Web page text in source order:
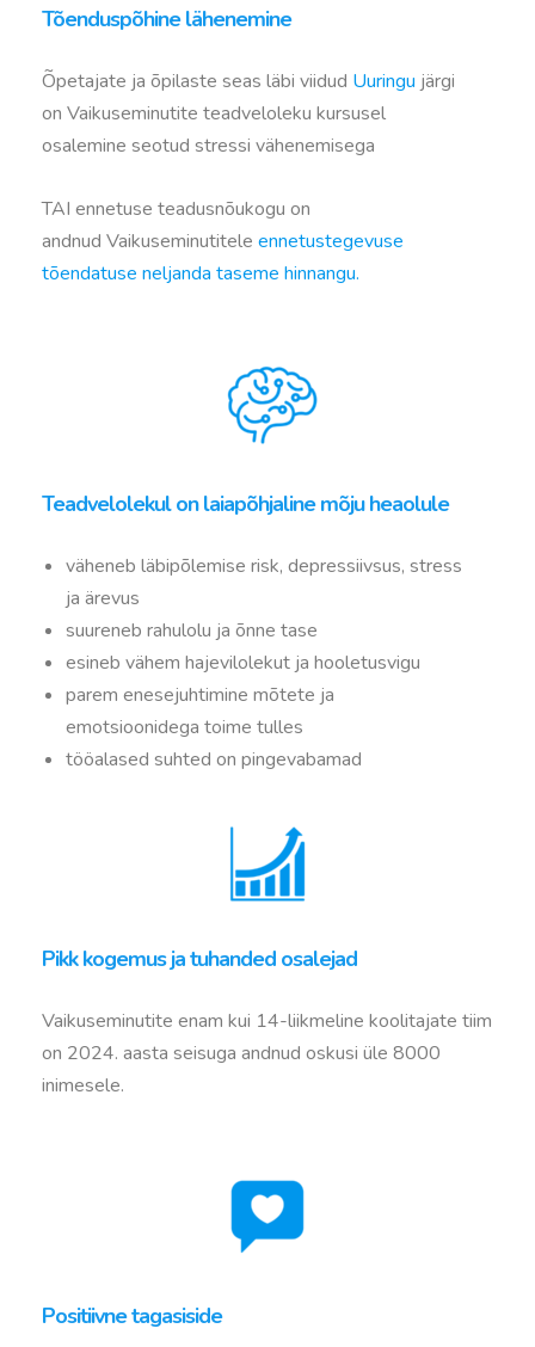
Tõenduspõhine lähenemine
Õpetajate ja õpilaste seas läbi viidud Uuringu järgi
on Vaikuseminutite teadveloleku kursusel
osalemine seotud stressi vähenemisega
TAI ennetuse teadusnõukogu on
andnud Vaikuseminutitele ennetustegevuse
tõendatuse neljanda taseme hinnangu.
Teadvelolekul on laiapõhjaline mõju heaolule
väheneb läbipõlemise risk, depressiivsus, stress
ja ärevus
suureneb rahulolu ja õnne tase
esineb vähem hajevilolekut ja hooletusvigu
parem enesejuhtimine mõtete ja
emotsioonidega toime tulles
tööalased suhted on pingevabamad
Pikk kogemus ja tuhanded osalejad
Vaikuseminutite enam kui 14-liikmeline koolitajate tiim
on 2024. aasta seisuga andnud oskusi üle 8000
inimesele.
Positiivne tagasiside